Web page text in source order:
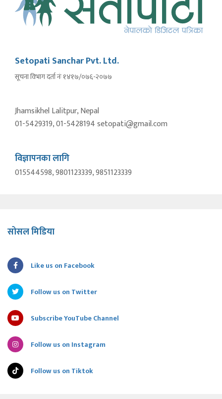
Setopati Sanchar Pvt. Ltd.
सूचना विभाग दर्ता नंः १४१७/०७६-२०७७
Jhamsikhel Lalitpur, Nepal
01-5429319, 01-5428194 setopati@gmail.com
विज्ञापनका लागि
015544598, 9801123339, 9851123339
सोसल मिडिया
Like us on Facebook
Follow us on Twitter
Subscribe YouTube Channel
Follow us on Instagram
Follow us on Tiktok